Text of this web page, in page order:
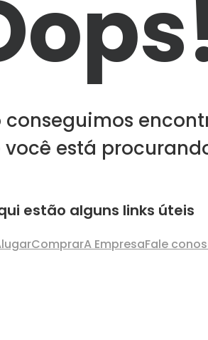
conseguimos
você está
estão alguns links úteis
ComprarA EmpresaFale